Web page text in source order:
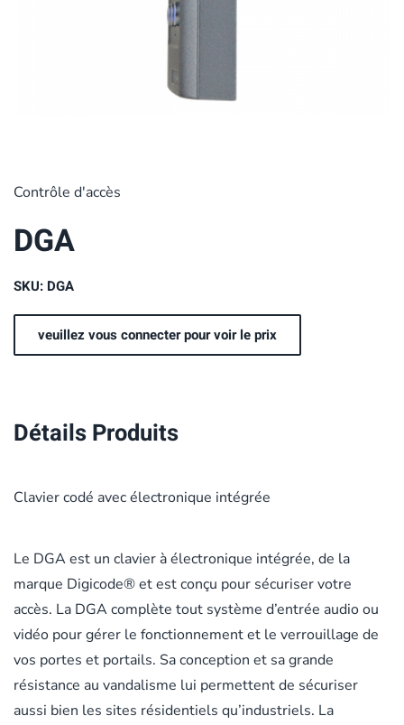
Contrôle d'accès
DGA
SKU: DGA
veuillez vous connecter pour voir le prix
Détails Produits
Clavier codé avec électronique intégrée
Le DGA est un clavier à électronique intégrée, de la
marque Digicode® et est conçu pour sécuriser votre
accès. La DGA complète tout système d’entrée audio ou
vidéo pour gérer le fonctionnement et le verrouillage de
vos portes et portails. Sa conception et sa grande
résistance au vandalisme lui permettent de sécuriser
aussi bien les sites résidentiels qu’industriels. La